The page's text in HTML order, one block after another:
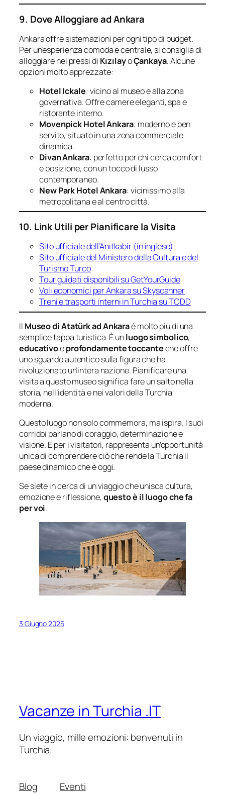
9. Dove Alloggiare ad Ankara
Ankara offre sistemazioni per ogni tipo di budget.
Per un’esperienza comoda e centrale, si consiglia di
alloggiare nei pressi di KızılayoÇankaya. Alcune
opzioni molto apprezzate:
Hotel Ickale: vicino al museo e alla zona
governativa. Offre camere eleganti, spa e
ristorante interno.
Movenpick Hotel Ankara: moderno e ben
servito, situato in una zona commerciale
dinamica.
Divan Ankara: perfetto per chi cerca comfort
e posizione, con un tocco di lusso
contemporaneo.
New Park Hotel Ankara: vicinissimo alla
metropolitana e al centro città.
10. Link Utili per Pianificare la Visita
Sito ufficiale dell’Anıtkabir (in inglese)
Sito ufficiale del Ministero della Cultura e del
Turismo Turco
Tour guidati disponibili su GetYourGuide
Voli economici per Ankara su Skyscanner
Treni e trasporti interni in Turchia su TCDD
Il Museo di Atatürk ad Ankaraè molto più di una
semplice tappa turistica. È unluogo simbolico,
educativoeprofondamente toccanteche offre
uno sguardo autentico sulla figura che ha
rivoluzionato un’intera nazione. Pianificare una
visita a questo museo significa fare un salto nella
storia, nell’identità e nei valori della Turchia
moderna.
Questo luogo non solo commemora, ma ispira. I suoi
corridoi parlano di coraggio, determinazione e
visione. E per i visitatori, rappresenta un’opportunità
unica di comprendere ciò che rende la Turchia il
paese dinamico che è oggi.
Se siete in cerca di un viaggio che unisca cultura,
emozione e riflessione,questo è il luogo che fa
per voi.
3 Giugno 2025
Vacanze in Turchia .IT
Un viaggio, mille emozioni: benvenuti in
Turchia.
Blog
Eventi